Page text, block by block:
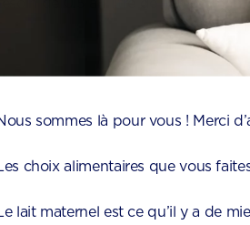
sommes là pour vous ! Merci
choix alimentaires que vous
lait maternel est ce qu’il y a de